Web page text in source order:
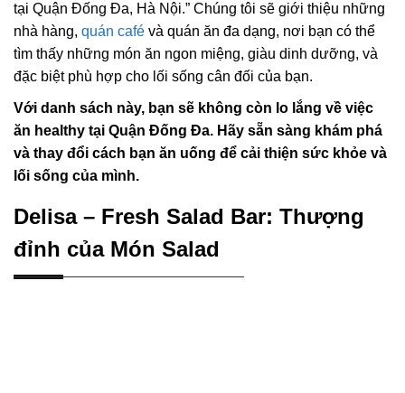
tại Quận Đống Đa, Hà Nội.” Chúng tôi sẽ giới thiệu những
nhà hàng, quán café và quán ăn đa dạng, nơi bạn có thể
tìm thấy những món ăn ngon miệng, giàu dinh dưỡng, và
đặc biệt phù hợp cho lối sống cân đối của bạn.
Với danh sách này, bạn sẽ không còn lo lắng về việc
ăn healthy tại Quận Đống Đa. Hãy sẵn sàng khám phá
và thay đổi cách bạn ăn uống để cải thiện sức khỏe và
lối sống của mình.
Delisa – Fresh Salad Bar: Thượng
đỉnh của Món Salad